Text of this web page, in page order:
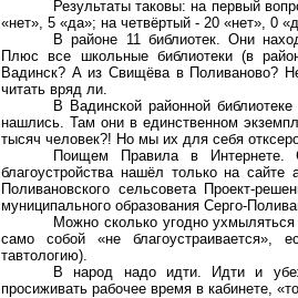
Результаты таковы: на первый
«нет», 5 «да»; на четвёртый - 20 «нет», 0
В районе 11 библиотек. Они
Плюс все школьные библиотеки (в
Вадинск? А из Свищёва в Поливаново?
читать вряд ли.
В Вадинской районной
нашлись. Там они в единственном
тысяч человек?! Но мы их для себя
Поищем Правила в Интернете.
благоустройства нашёл только на
Поливановского сельсовета Проект-
муниципального образования Серго-
Можно сколько угодно
само собой «не благоустраивается»,
тавтологию).
В народ надо идти. Идти и
просиживать рабочее время в кабинете,